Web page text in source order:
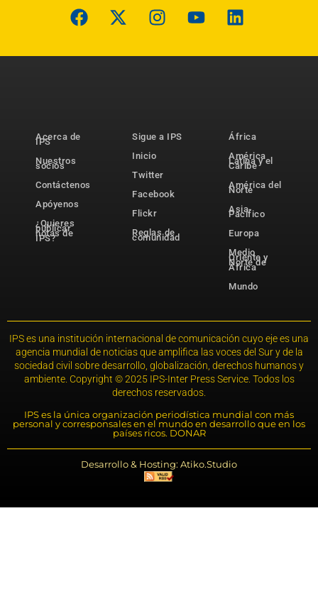
Acerca de
IPS
Nuestros
socios
Contáctenos
Apóyenos
¿Quieres
publicar
notas de
IPS?
Sigue a IPS
Inicio
Twitter
Facebook
Flickr
Reglas de
comunidad
África
América
Latina y el
Caribe
América del
Norte
Asia-
Pacífico
Europa
Medio
Oriente y
Norte de
África
Mundo
IPS es una institución internacional de comunicación cuyo eje es una
agencia mundial de noticias que amplifica las voces del Sur y de la
sociedad civil sobre desarrollo, globalización, derechos humanos y
ambiente. Copyright © 2025 IPS-Inter Press Service. Todos los
derechos reservados.
IPS es la única organización periodística mundial con más
personal y corresponsales en el mundo en desarrollo que en los
países ricos. DONAR
Desarrollo & Hosting: Atiko.Studio